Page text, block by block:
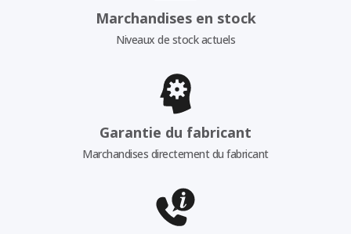
Marchandises en stock
Niveaux de stock actuels
Garantie du fabricant
Marchandises directement du fabricant